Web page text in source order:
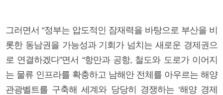
그러면서 “정부는 압도적인 잠재력을 바탕으로 부산을 비
롯한 동남권을 가능성과 기회가 넘치는 새로운 경제권으
로 연결하겠다”면서 “항만과 공항, 철도와 도로가 이어지
는 물류 인프라를 확충하고 남해안 전체를 아우르는 해양
관광벨트를 구축해 세계와 당당히 경쟁하는 ‘해양 경제